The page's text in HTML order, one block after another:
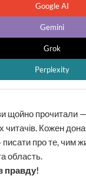
Google AI
Gemini
Grok
Perplexity
щойно прочитали
читачів. Кожен
писати про те, чим
область.
правду!